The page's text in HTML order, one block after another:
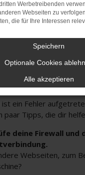
wird. Darüber
und dürfen sich auf
Network Error
ist ein Fehler
paar Tipps, die dir
deine Firewall und
Webseiten, zum
Werbetreibenden
Webseiten zu
die für Ihre Interessen
Speichern
Optionale Cookies
Alle akzeptieren